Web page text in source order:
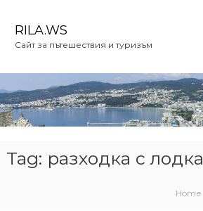
c
o
n
RILA.WS
Сайт за пътешествия и туризъм
Tag: разходка с лодка
Home